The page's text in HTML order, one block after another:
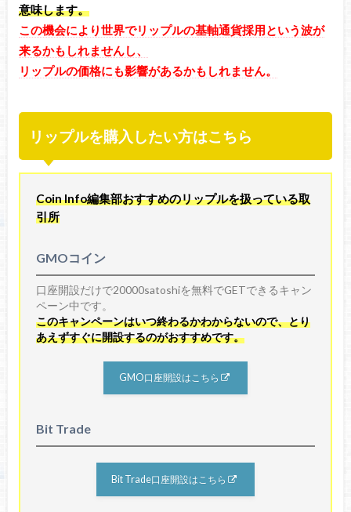
意味します。
この機会により世界でリップルの基軸通貨採用という波が
来るかもしれませんし、
リップルの価格にも影響があるかもしれません。
リップルを購入したい方はこちら
Coin Info編集部おすすめのリップルを扱っている取
引所
GMOコイン
口座開設だけで20000satoshiを無料でGETできるキャン
ペーン中です。
このキャンペーンはいつ終わるかわからないので、とり
あえずすぐに開設するのがおすすめです。
GMO口座開設はこちら
Bit Trade
Bit Trade口座開設はこちら